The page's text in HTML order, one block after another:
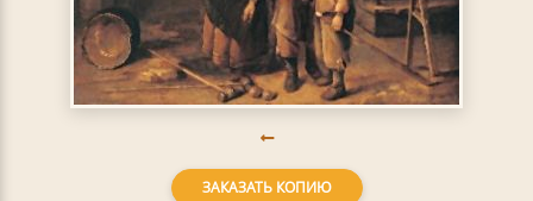
ЗАКАЗАТЬ КОПИЮ